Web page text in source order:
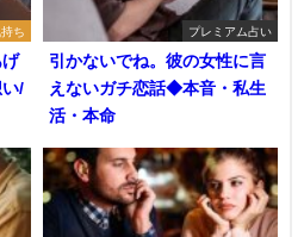
ち
い/
プレミアム占い
引かないでね。彼の女性に言
えないガチ恋話◆本音・私生
活・本命